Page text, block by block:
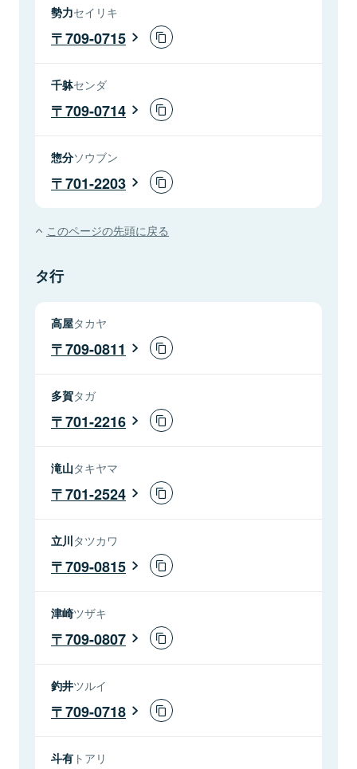
勢力セイリキ
709-0715
千躰センダ
709-0714
惣分ソウブン
701-2203
このページの先頭に戻る
タ行
高屋タカヤ
709-0811
多賀タガ
701-2216
滝山タキヤマ
701-2524
立川タツカワ
709-0815
津崎ツザキ
709-0807
釣井ツルイ
709-0718
斗有 トアリ